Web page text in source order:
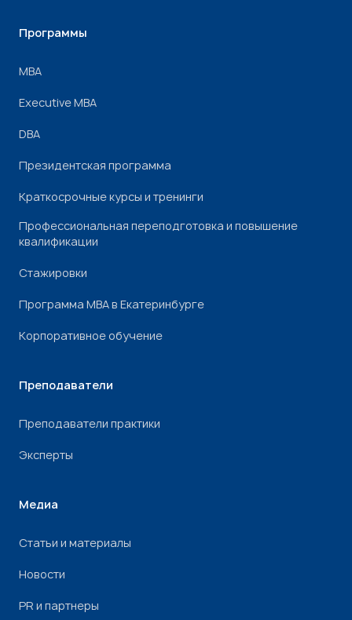
Программы
МВА
Executive MBA
DBA
Президентская программа
Краткосрочные курсы и тренинги
Профессиональная переподготовка и повышение
квалификации
Стажировки
Программа МВА в Екатеринбурге
Корпоративное обучение
Преподаватели
Преподаватели практики
Эксперты
Медиа
Статьи и материалы
Новости
PR и партнеры